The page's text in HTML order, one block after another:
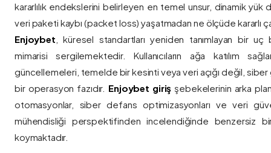
kararlılık endekslerini belirleyen en temel unsur, dinamik yük
veri paketi kaybı (packet loss) yaşatmadan ne ölçüde kararlı
Enjoybet , küresel standartları yeniden tanımlayan bir
mimarisi sergilemektedir. Kullanıcıların ağa katılım
güncellemeleri, temelde bir kesinti veya veri açığı değil, siber
bir operasyon fazıdır. Enjoybet giriş şebekelerinin arka
otomasyonlar, siber defans optimizasyonları ve veri
mühendisliği perspektifinden incelendiğinde benzersiz
koymaktadır.